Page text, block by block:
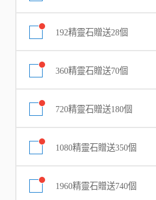
192精靈石贈送28個
360精靈石贈送70個
720精靈石贈送180個
1080精靈石贈送350個
1960精靈石贈送740個